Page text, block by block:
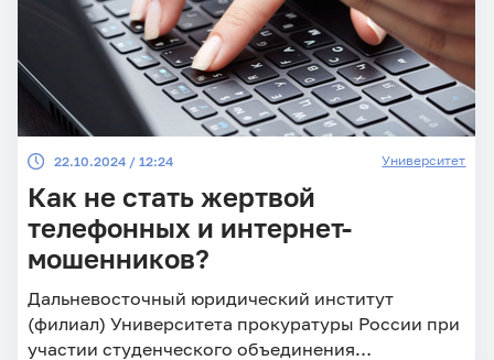
22.10.2024 / 12:24 Университет
Как не стать жертвой
телефонных и интернет-
мошенников?
Дальневосточный юридический институт
(филиал) Университета прокуратуры России при
участии студенческого объединения